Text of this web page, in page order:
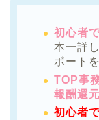
初心者
本一詳
ポート
TOP事
報酬還
初心者